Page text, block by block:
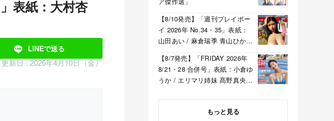
LINEで送る
更新日 : 2026年4月10日（金）
【8/10発売】「週刊プレイボー
イ 2026年 No.34・35」表紙：
山田あい / 麻倉瑞季 青山ひかる
【8/7発売】「FRIDAY 2026年
8/21・28 合併号」表紙：小倉ゆ
うか / エリマリ姉妹 髙野真央
もっと見る